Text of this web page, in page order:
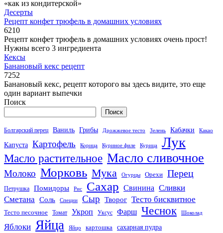
«как из кондитерской»
Десерты
Рецепт конфет трюфель в домашних условиях
6210
Рецепт конфет трюфель в домашних условиях очень прост!
Нужны всего 3 ингредиента
Кексы
Банановый кекс рецепт
7252
Банановый кекс, рецепт которого вы здесь видите, это еще
один вариант выпечки
Поиск
Поиск
Болгарский перец Ваниль Грибы Дрожжевое тесто Зелень Кабачки Какао
Капуста Картофель Корица Куриное филе Курица Лук
Масло растительное Масло сливочное
Молоко Морковь Мука Огурцы Орехи Перец
Петрушка Помидоры Рис Сахар Свинина Сливки
Сметана Соль Специи Сыр Творог Тесто бисквитное
Тесто песочное Томат Укроп Уксус Фарш Чеснок Шоколад
Яблоки Яйца Яйцо картошка сахарная пудра